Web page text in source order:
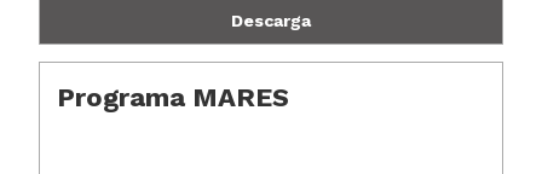
Descarga
Programa MARES